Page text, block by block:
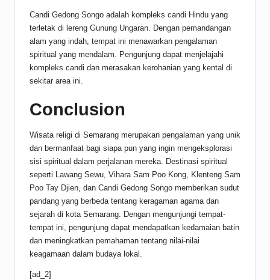
Candi Gedong Songo adalah kompleks candi Hindu yang
terletak di lereng Gunung Ungaran. Dengan pemandangan
alam yang indah, tempat ini menawarkan pengalaman
spiritual yang mendalam. Pengunjung dapat menjelajahi
kompleks candi dan merasakan kerohanian yang kental di
sekitar area ini.
Conclusion
Wisata religi di Semarang merupakan pengalaman yang unik
dan bermanfaat bagi siapa pun yang ingin mengeksplorasi
sisi spiritual dalam perjalanan mereka. Destinasi spiritual
seperti Lawang Sewu, Vihara Sam Poo Kong, Klenteng Sam
Poo Tay Djien, dan Candi Gedong Songo memberikan sudut
pandang yang berbeda tentang keragaman agama dan
sejarah di kota Semarang. Dengan mengunjungi tempat-
tempat ini, pengunjung dapat mendapatkan kedamaian batin
dan meningkatkan pemahaman tentang nilai-nilai
keagamaan dalam budaya lokal.
[ad_2]